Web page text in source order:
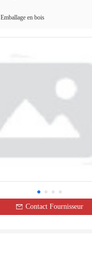
Emballage en bois
Contact Fournisseur